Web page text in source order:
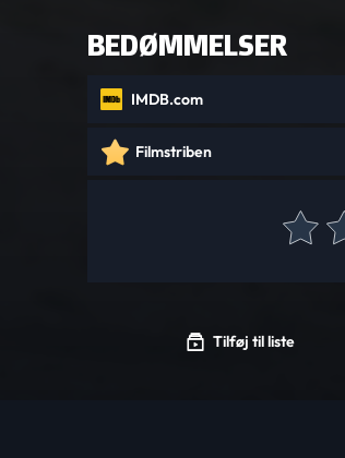
BEDØMMELSER
IMDB.com
Filmstriben
Tilføj til liste